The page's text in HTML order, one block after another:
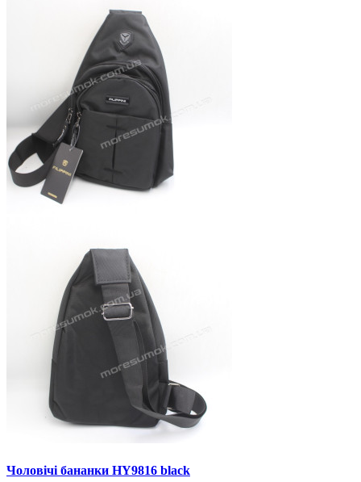
Чоловічі бананки HY9816 black